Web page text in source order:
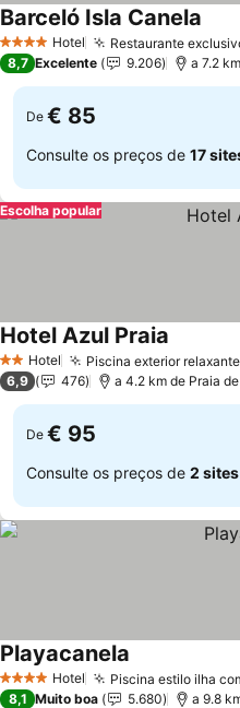
4 EstrelasHotel Restaurante
Barceló Isla Canela
8,7 Excelente 9.206 a 7.2
De € 85
Consulte os preços de 17
Escolha popular
2 Estrelas
Hotel Piscina exterior relaxante
Hotel Azul Praia
6,9 476 a 4.2 km de Praia
De € 95
Consulte os preços de 2 sites
4 EstrelasHotel Piscina estilo ilha
Playacanela
8,1 Muito boa 5.680 a 9.8